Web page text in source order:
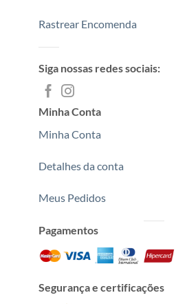
Rastrear Encomenda
Siga nossas redes sociais:
Minha Conta
Minha Conta
Detalhes da conta
Meus Pedidos
Pagamentos
Segurança e certificações